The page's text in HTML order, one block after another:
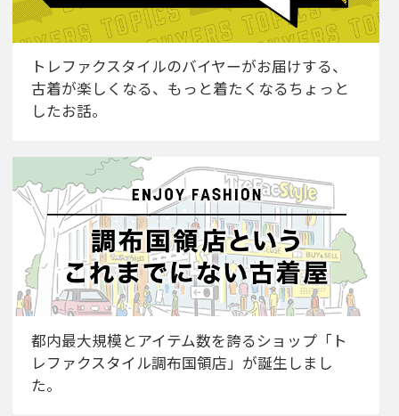
トレファクスタイルのバイヤーがお届けする、
古着が楽しくなる、もっと着たくなるちょっと
したお話。
都内最大規模とアイテム数を誇るショップ「ト
レファクスタイル調布国領店」が誕生しまし
た。